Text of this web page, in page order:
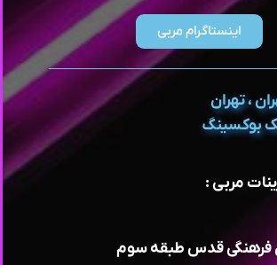
اینستاگرام مربی
، تهران
بوکسینگ
مربی :
فرهنگی قدس طبقه سوم